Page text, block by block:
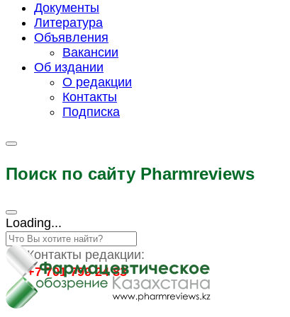
Документы
Литература
Объявления
Вакансии
Об издании
О редакции
Контакты
Подписка
Поиск по сайту Pharmreviews
Loading...
Контакты редакции:
+7 701 799 24 83